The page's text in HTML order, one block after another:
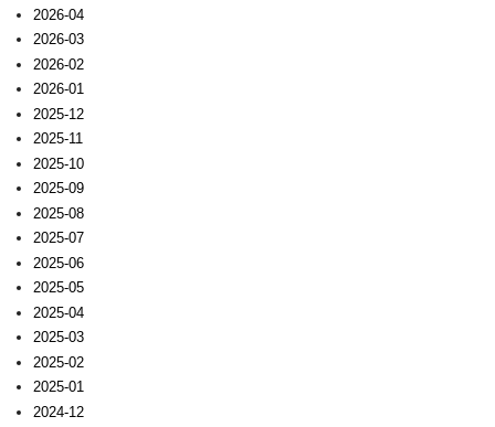
2026-04
2026-03
2026-02
2026-01
2025-12
2025-11
2025-10
2025-09
2025-08
2025-07
2025-06
2025-05
2025-04
2025-03
2025-02
2025-01
2024-12